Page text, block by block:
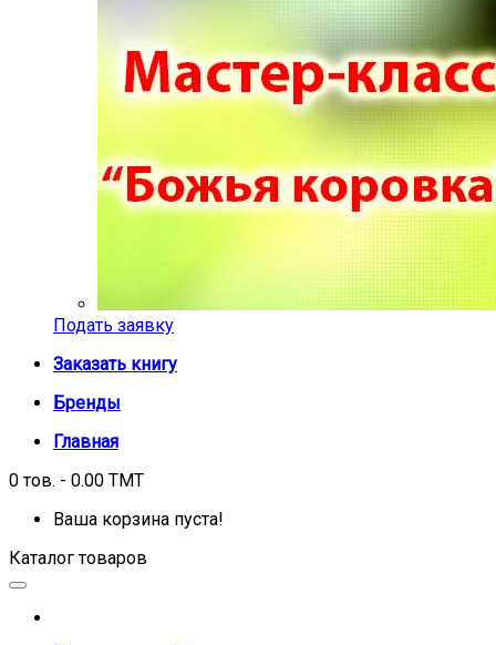
Подать заявку
Заказать книгу
Бренды
Главная
0 тов. - 0.00 TMT
Ваша корзина пуста!
Каталог товаров